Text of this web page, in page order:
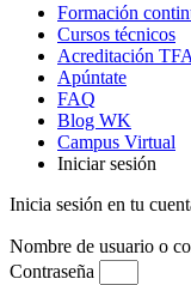
Formación
Cursos técnicos
Acreditación TFA
Apúntate
FAQ
Blog WK
Campus Virtual
Iniciar sesión
Inicia sesión en tu
Nombre de usuario o
Contraseña